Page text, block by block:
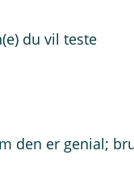
du vil teste
den er genial;